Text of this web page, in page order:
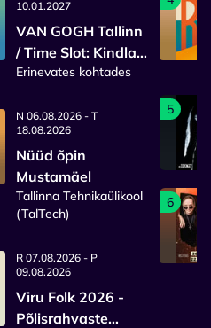
10.01.2027
VAN GOGH Tallinn
/ Time Slot: Kindla
sisenemisajaga
Erinevates kohtades
N 06.08.2026 - T
18.08.2026
Nüüd õpin
Mustamäel
Tallinna Tehnikaülikool
(TalTech)
R 07.08.2026 - P
09.08.2026
Viru Folk 2026 -
Põlisrahvaste
5
6